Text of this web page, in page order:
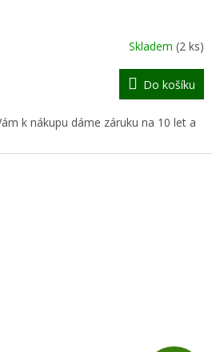
R
M
A
Skladem (2 ks)
Do košíku
k nákupu dáme záruku na 10 let a